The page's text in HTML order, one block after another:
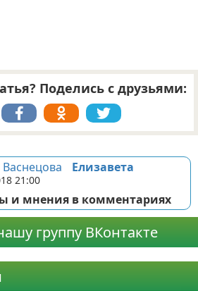
Поделись с друзьями:
Елизавета
21:00
и мнения в комментариях
группу ВКонтакте